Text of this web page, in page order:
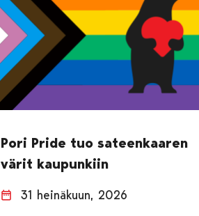
Pori Pride tuo sateenkaaren
värit kaupunkiin
31 heinäkuun, 2026